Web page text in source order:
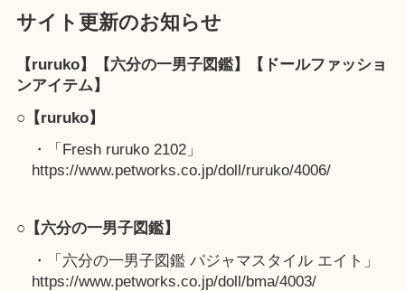
サイト更新のお知らせ
【ruruko】【六分の一男子図鑑】【ドールファッショ
ンアイテム】
○【ruruko】
・「Fresh ruruko 2102」
https://www.petworks.co.jp/doll/ruruko/4006/
○【六分の一男子図鑑】
・「六分の一男子図鑑 パジャマスタイル エイト」
https://www.petworks.co.jp/doll/bma/4003/